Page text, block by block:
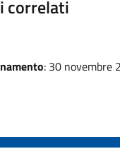
correlati
: 30 novembre